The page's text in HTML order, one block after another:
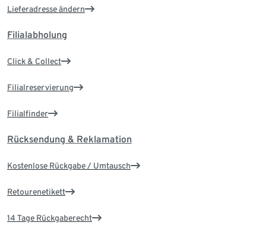
Lieferadresse ändern
Filialabholung
Click & Collect
Filialreservierung
Filialfinder
Rücksendung & Reklamation
Kostenlose Rückgabe / Umtausch
Retourenetikett
14 Tage Rückgaberecht